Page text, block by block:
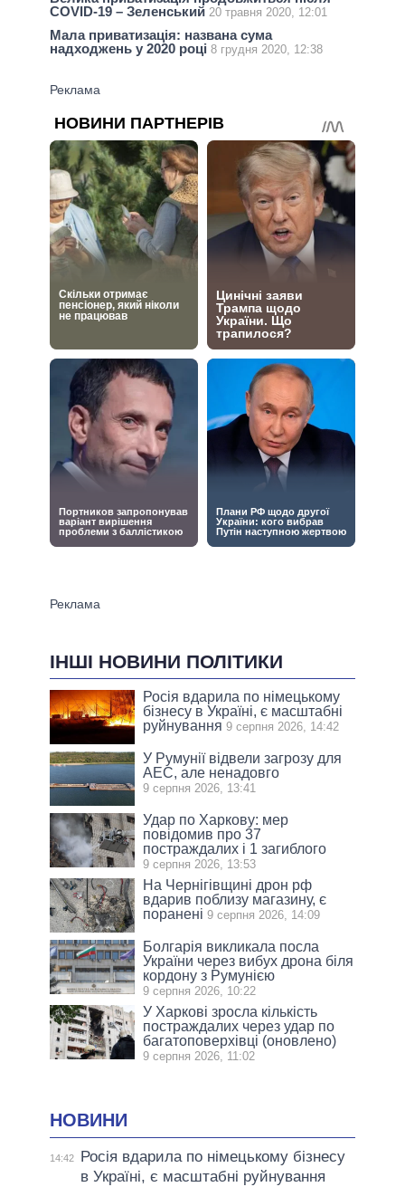
COVID-19 – Зеленський 20 травня 2020, 12:01
Мала приватизація: названа сума
надходжень у 2020 році 8 грудня 2020, 12:38
ІНШІ НОВИНИ ПОЛІТИКИ
Росія вдарила по німецькому
бізнесу в Україні, є масштабні
руйнування 9 серпня 2026, 14:42
У Румунії відвели загрозу для
АЕС, але ненадовго
9 серпня 2026, 13:41
Удар по Харкову: мер
повідомив про 37
постраждалих і 1 загиблого
9 серпня 2026, 13:53
На Чернігівщині дрон рф
вдарив поблизу магазину, є
поранені 9 серпня 2026, 14:09
Болгарія викликала посла
України через вибух дрона біля
кордону з Румунією
9 серпня 2026, 10:22
У Харкові зросла кількість
постраждалих через удар по
багатоповерхівці (оновлено)
9 серпня 2026, 11:02
НОВИНИ
14:42
Росія вдарила по німецькому бізнесу
в Україні, є масштабні руйнування